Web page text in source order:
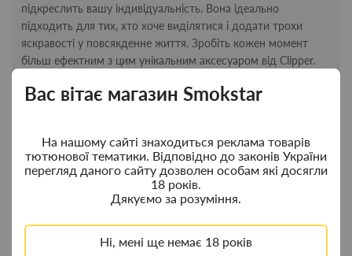
Вас вітає магазин Smokstar
На нашому сайті знаходиться реклама товарів
тютюнової тематики. Відповідно до законів України
перегляд даного сайту дозволен особам які досягли
18 років.
Дякуємо за розуміння.
Ні, мені ще немає 18 років
підкреслить вашу індивідуальність. Вона ідеально
підходить для тих, хто хоче виділятися і додати трохи
яскравості у повсякденне життя. Зробіть кожен момент
більш ефектним з цим унікальним аксесуаром від Clipper.
Новинка
Ковпак для водного "Граната Ф1" - ковпак
з дерева
380.00грн.
Ковпак для водного "Граната Ф1" - ковпак